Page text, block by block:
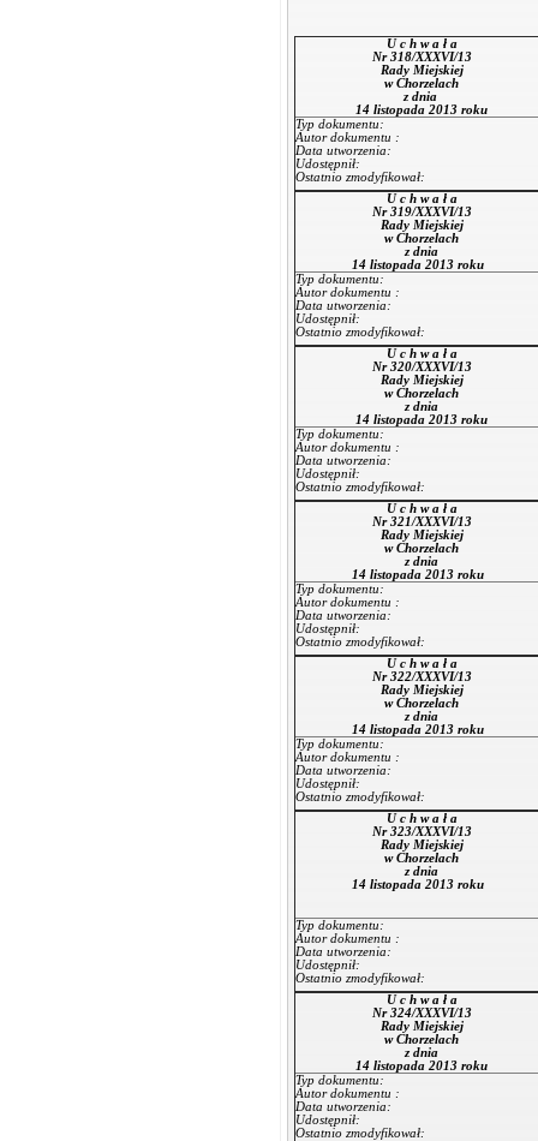
U c h w a ł a
Nr 318/XXXVI/13
Rady Miejskiej
w Chorzelach
z dnia
14 listopada 2013 roku
Typ dokumentu:
Autor dokumentu :
Data utworzenia:
Udostępnił:
Ostatnio zmodyfikował:
U c h w a ł a
Nr 319/XXXVI/13
Rady Miejskiej
w Chorzelach
z dnia
14 listopada 2013 roku
Typ dokumentu:
Autor dokumentu :
Data utworzenia:
Udostępnił:
Ostatnio zmodyfikował:
U c h w a ł a
Nr 320/XXXVI/13
Rady Miejskiej
w Chorzelach
z dnia
14 listopada 2013 roku
Typ dokumentu:
Autor dokumentu :
Data utworzenia:
Udostępnił:
Ostatnio zmodyfikował:
U c h w a ł a
Nr 321/XXXVI/13
Rady Miejskiej
w Chorzelach
z dnia
14 listopada 2013 roku
Typ dokumentu:
Autor dokumentu :
Data utworzenia:
Udostępnił:
Ostatnio zmodyfikował:
U c h w a ł a
Nr 322/XXXVI/13
Rady Miejskiej
w Chorzelach
z dnia
14 listopada 2013 roku
Typ dokumentu:
Autor dokumentu :
Data utworzenia:
Udostępnił:
Ostatnio zmodyfikował:
U c h w a ł a
Nr 323/XXXVI/13
Rady Miejskiej
w Chorzelach
z dnia
14 listopada 2013 roku
Typ dokumentu:
Autor dokumentu :
Data utworzenia:
Udostępnił:
Ostatnio zmodyfikował:
U c h w a ł a
Nr 324/XXXVI/13
Rady Miejskiej
w Chorzelach
z dnia
14 listopada 2013 roku
Typ dokumentu:
Autor dokumentu :
Data utworzenia:
Udostępnił:
Ostatnio zmodyfikował: